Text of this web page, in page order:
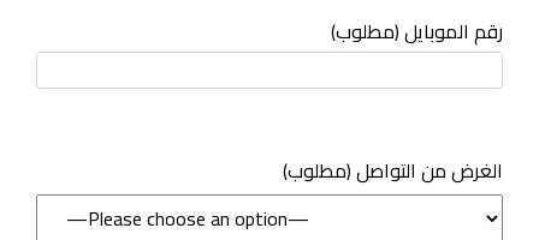
رقم الموبايل (مطلوب)
(مطلوب) الغرض من التواصل